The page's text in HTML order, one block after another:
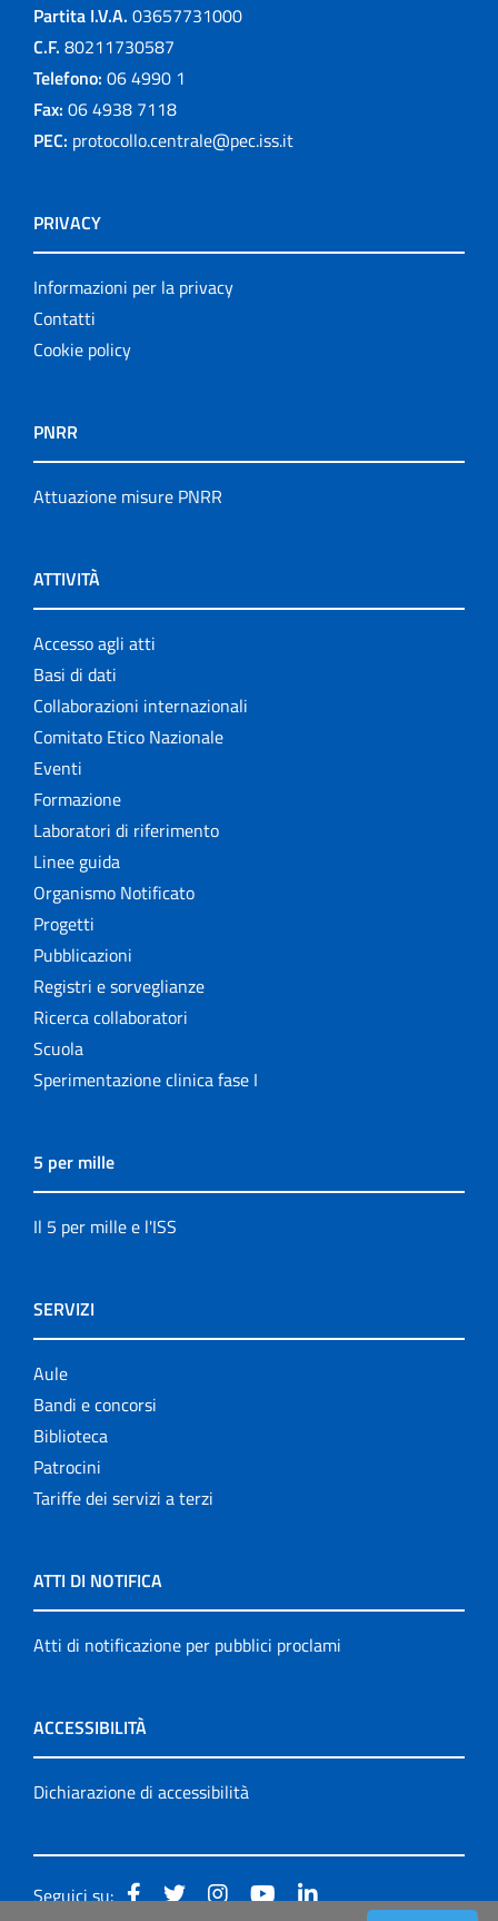
Partita I.V.A. 03657731000
C.F. 80211730587
Telefono: 06 4990 1
Fax: 06 4938 7118
PEC: protocollo.centrale@pec.iss.it
PRIVACY
Informazioni per la privacy
Contatti
Cookie policy
PNRR
Attuazione misure PNRR
ATTIVITÀ
Accesso agli atti
Basi di dati
Collaborazioni internazionali
Comitato Etico Nazionale
Eventi
Formazione
Laboratori di riferimento
Linee guida
Organismo Notificato
Progetti
Pubblicazioni
Registri e sorveglianze
Ricerca collaboratori
Scuola
Sperimentazione clinica fase I
5 per mille
Il 5 per mille e l'ISS
SERVIZI
Aule
Bandi e concorsi
Biblioteca
Patrocini
Tariffe dei servizi a terzi
ATTI DI NOTIFICA
Atti di notificazione per pubblici proclami
ACCESSIBILITÀ
Dichiarazione di accessibilità
Seguici su: